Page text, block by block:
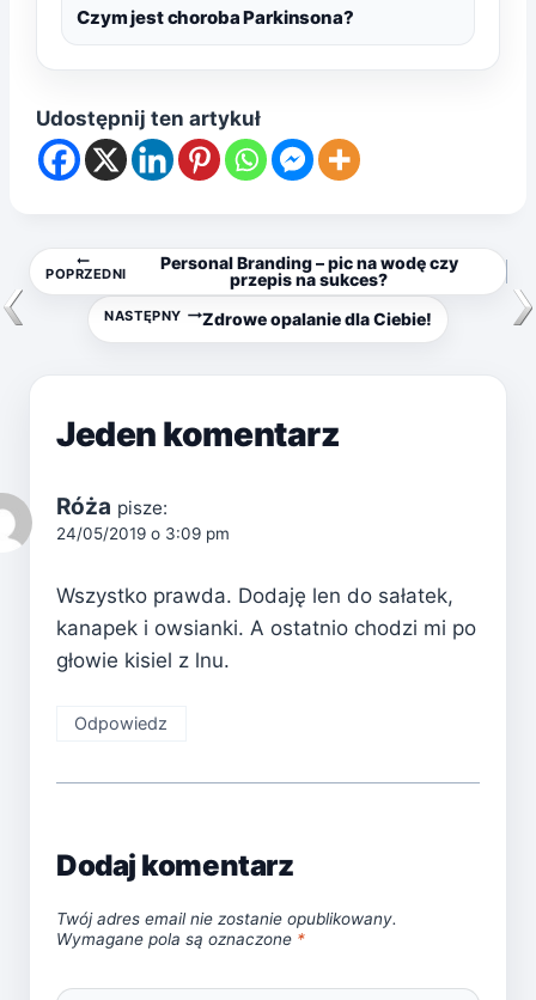
Czym jest choroba Parkinsona?
Udostępnij ten artykuł
Nawigacja
wpisu
POPRZEDNI
Personal Branding – pic na wodę czy
przepis na sukces?
NASTĘPNY Zdrowe opalanie dla Ciebie!
Jeden komentarz
Róża pisze:
24/05/2019 o 3:09 pm
Wszystko prawda. Dodaję len do sałatek,
kanapek i owsianki. A ostatnio chodzi mi po
głowie kisiel z lnu.
Odpowiedz
Dodaj komentarz
Twój adres email nie zostanie opublikowany.
Wymagane pola są oznaczone *